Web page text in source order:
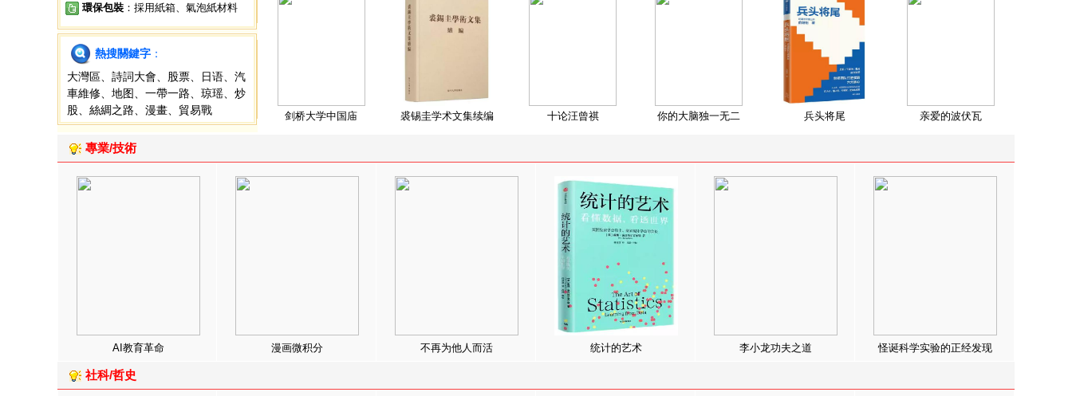
環保包裝 ：採用紙箱、氣泡紙材料
熱搜關鍵字 ：
大灣區
詩詞大會 股票 日语
汽
車維修
地图 一帶一路 琼瑶
炒
股
絲綢之路 漫畫 貿易戰 剑桥大学中国庙 裘锡圭学术文集续编 十论汪曾祺 你的大脑独一无二 兵头将尾 亲爱的波伏瓦
專業/技術
AI教育革命 漫画微积分 不再为他人而活 统计的艺术 李小龙功夫之道 怪诞科学实验的正经发现
社科/哲史